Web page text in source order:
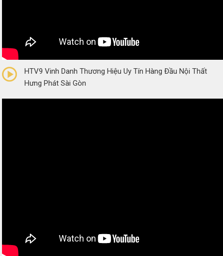
(0 Reviews)
HTV9 Vinh Danh Thương Hiệu Uy Tín Hàng Đầu Nội Thất
Hưng Phát Sài Gòn
(0 Reviews)